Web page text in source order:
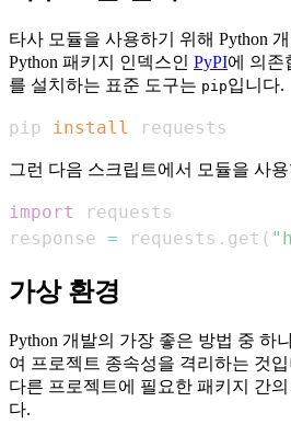
타사 모듈을 사용하기 위해 Python
Python 패키지 인덱스인 PyPI에 의존
를 설치하는 표준 도구는 pip입니다.
pip install requests
그런 다음 스크립트에서 모듈을 사
import
response = requests . get (
가상 환경
Python 개발의 가장 좋은 방법 중 하
여 프로젝트 종속성을 격리하는 것
다른 프로젝트에 필요한 패키지 간
다.